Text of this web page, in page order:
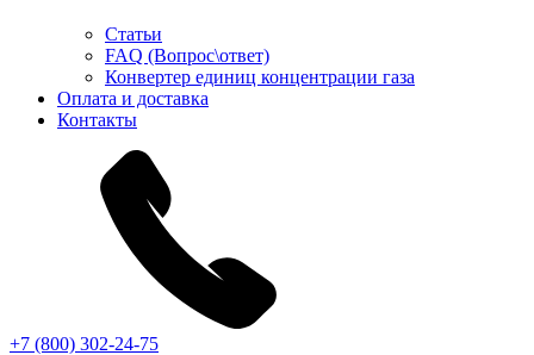
Статьи
FAQ (Вопрос\ответ)
Конвертер единиц концентрации газа
Оплата и доставка
Контакты
+7 (800) 302-24-75